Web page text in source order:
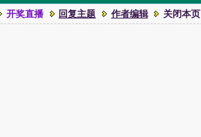
开奖直播 回复主题 作者编辑 关闭本页